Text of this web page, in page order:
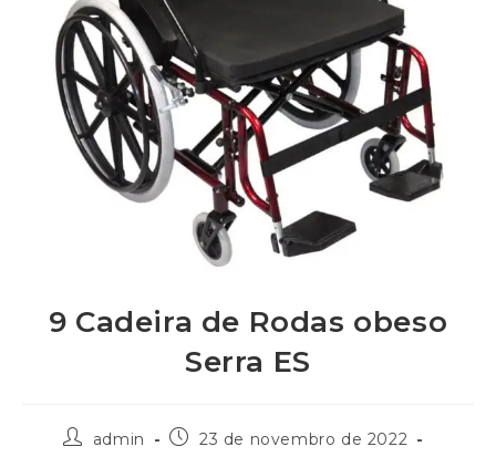
9 Cadeira de Rodas obeso
Serra ES
admin
23 de novembro de 2022